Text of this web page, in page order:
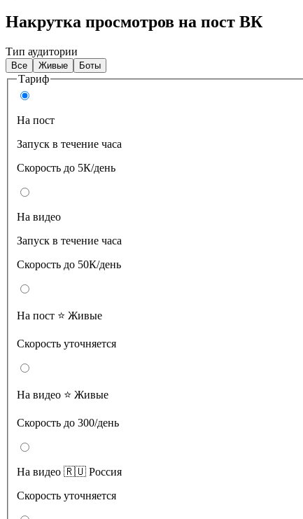
Накрутка просмотров на пост ВК
Тип аудитории
Все Живые Боты
Тариф
На пост
Запуск в течение часа
Скорость до 5К/день
На видео
Запуск в течение часа
Скорость до 50К/день
На пост ⭐️ Живые
Скорость уточняется
На видео ⭐️ Живые
Скорость до 300/день
На видео 🇷🇺 Россия
Скорость уточняется